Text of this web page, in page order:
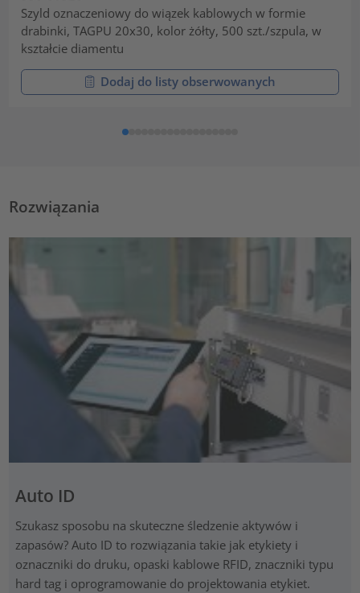
Szyld oznaczeniowy do wiązek kablowych w formie
drabinki, TAGPU 20x30, kolor żółty, 500 szt./szpula, w
kształcie diamentu
Dodaj do listy obserwowanych
Rozwiązania
Auto ID
Szukasz sposobu na skuteczne śledzenie aktywów i
zapasów? Auto ID to rozwiązania takie jak etykiety i
oznaczniki do druku, opaski kablowe RFID, znaczniki typu
hard tag i oprogramowanie do projektowania etykiet.